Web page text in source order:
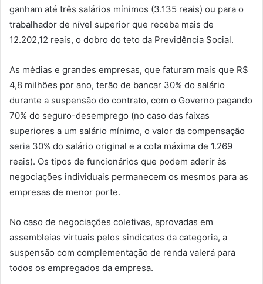
ganham até três salários mínimos (3.135 reais) ou para o
trabalhador de nível superior que receba mais de
12.202,12 reais, o dobro do teto da Previdência Social.
As médias e grandes empresas, que faturam mais que R$
4,8 milhões por ano, terão de bancar 30% do salário
durante a suspensão do contrato, com o Governo pagando
70% do seguro-desemprego (no caso das faixas
superiores a um salário mínimo, o valor da compensação
seria 30% do salário original e a cota máxima de 1.269
reais). Os tipos de funcionários que podem aderir às
negociações individuais permanecem os mesmos para as
empresas de menor porte.
No caso de negociações coletivas, aprovadas em
assembleias virtuais pelos sindicatos da categoria, a
suspensão com complementação de renda valerá para
todos os empregados da empresa.